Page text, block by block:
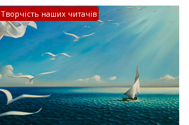
Творчість наших читачів